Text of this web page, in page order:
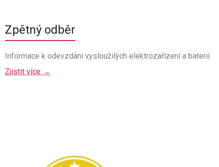
Zpětný odběr
Informace k odevzdání vysloužilých elektrozařízení a baterií.
Zjistit více →